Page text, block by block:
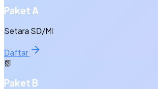
Paket A
Setara SD/MI
Daftar
📗
Paket B